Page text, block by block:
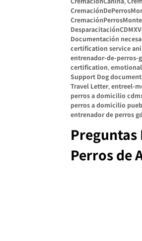
Documentación
certification service
entrenador-de-perros-
certification,
Support Dog
Travel Letter, entreel-
perros a domicilio
perros a domicilio
entrenador de perros
Perros de